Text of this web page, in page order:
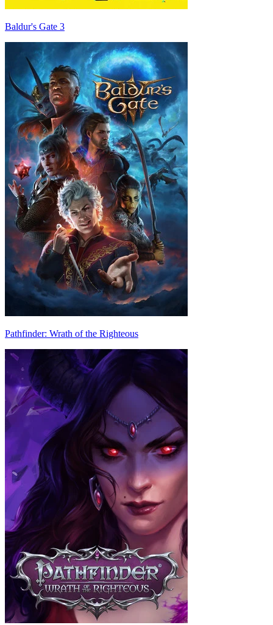
Baldur's Gate 3
Pathfinder: Wrath of the Righteous